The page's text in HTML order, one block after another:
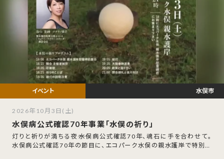
水俣病公式確認70年事業「水俣の祈り」
灯りと祈りが満ちる夜――水俣病公式確認70年、魂石に手を合わせて。
水俣病公式確認70年の節目に、エコパーク水俣の親水護岸で特別な
水俣市
2026年10月3日(土)